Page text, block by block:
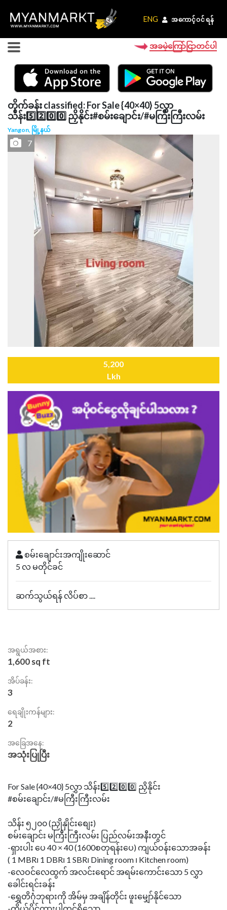
ENG အကောင့်ဝင်ရန်
ENG အကောင့်ဝင်ရန်
အခမဲ့ကြော်ငြာတင်ပါ
တိုက်ခန်း classified: For Sale {40×40} 5လွှာ
သိန်း5️⃣2️⃣0️⃣0️⃣ ညှိနိုင်း#စမ်းချောင်း/#မကြီးကြီးလမ်း
Yangon, မြို့နယ်
7
5,200
Lkh
စမ်းချောင်းအကျိုးဆောင်
5 လ မတိုင်ခင်
ဆက်သွယ်ရန် လိပ်စာ ....
အရွယ်အစား:
1,600 sq ft
အိပ်ခန်း:
3
ရေချိုးကန်များ:
2
အခြေအနေ:
အသုံးပြုပြီး
For Sale {40×40} 5လွှာ သိန်း5️⃣2️⃣0️⃣0️⃣ ညှိနိုင်း
#စမ်းချောင်း/#မကြီးကြီးလမ်း
သိန်း ၅၂၀၀ (ညှိုနှိုင်းစျေး)
စမ်းချောင်း မကြီးကြီးလမ်း ပြည်လမ်းအနီးတွင်
-ရှားပါး ပေ 40 × 40 (1600စတုရန်းပေ) ကျယ်ဝန်းသောအခန်း
( 1 MBR၊ 1 DBR၊ 1 SBR၊ Dining room ၊ Kitchen room)
-လေဝင်လေထွက် အလင်းရောင် အရမ်းကောင်းသော 5 လွှာ
ခေါင်းရင်းခန်း
-ရွှေတိဂုံဘုရားကို အိမ်မှ အချိန်တိုင်း ဖူးမျှော်နိုင်သော
-ကိုယ်ပိုင်ကားပါကင်ရှိသော